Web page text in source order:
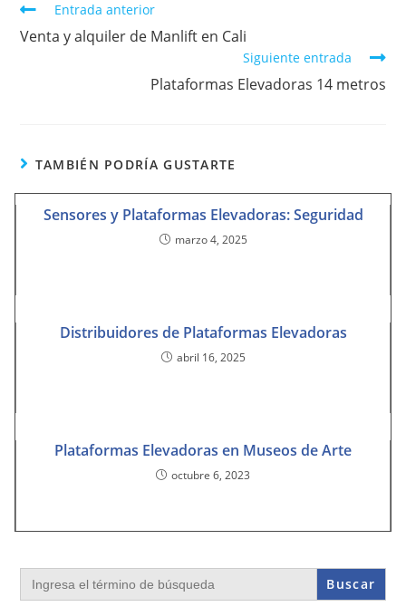
Entrada anterior
Venta y alquiler de Manlift en Cali
Siguiente entrada
Plataformas Elevadoras 14 metros
TAMBIÉN PODRÍA GUSTARTE
Sensores y Plataformas Elevadoras: Seguridad
marzo 4, 2025
Distribuidores de Plataformas Elevadoras
abril 16, 2025
Plataformas Elevadoras en Museos de Arte
octubre 6, 2023
Buscar: